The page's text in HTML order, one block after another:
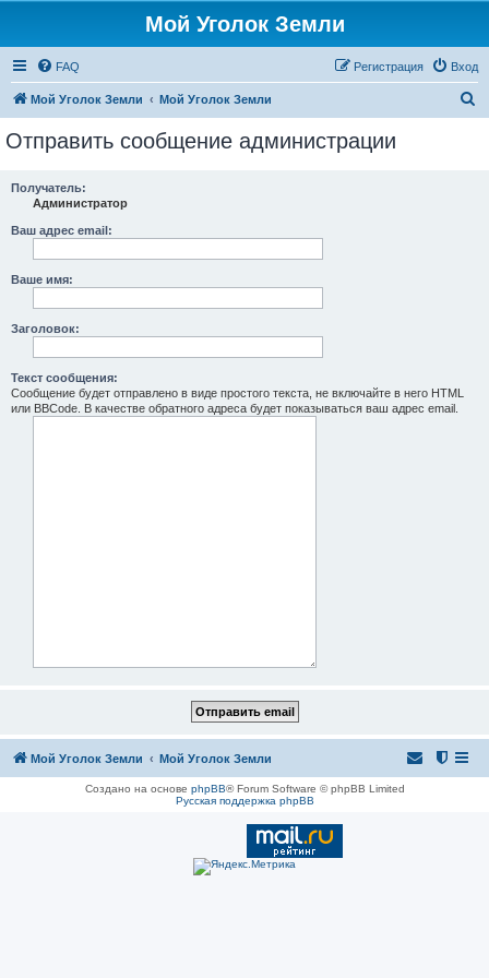
Мой Уголок Земли
FAQ Вход
Регистрация
Мой Уголок Земли Мой Уголок Земли
Отправить сообщение администрации
Получатель:
Администратор
Ваш адрес email:
Ваше имя:
Заголовок:
Текст сообщения:
Сообщение будет отправлено в виде простого текста, не включайте в него HTML
или BBCode. В качестве обратного адреса будет показываться ваш адрес email.
Мой Уголок Земли Мой Уголок Земли
Создано на основе phpBB® Forum Software © phpBB Limited
Русская поддержка phpBB